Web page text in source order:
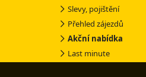
Slevy, pojištění
Přehled zájezdů
Akční nabídka
Last minute